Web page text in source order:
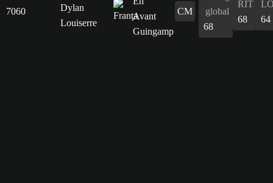
7060
Dylan
Louiserre
CM
global
68
RIT
68
64